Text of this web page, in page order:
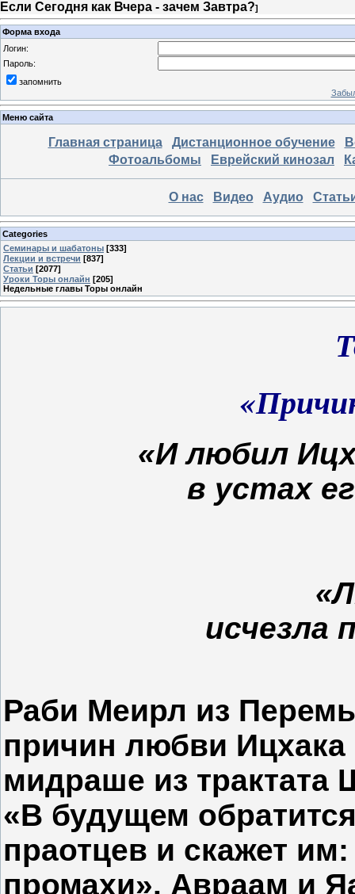
Если Сегодня как Вчера - зачем Завтра?]
Форма входа
Логин:
Пароль:
запомнить
Меню сайта
Главная страница Дистанционное обучение
Фотоальбомы
Еврейский кинозал
О нас Видео Аудио
Categories
Семинары и шабатоны [333]
Лекции и встречи [837]
Статьи [2077]
Уроки Торы онлайн [205]
Недельные главы Торы онлайн
«И любил
в устах
исчезла
Раби Меирл из
причин любви Ицхака
мидраше из трактата
«В будущем
праотцев и скажет
промахи». Авраам и